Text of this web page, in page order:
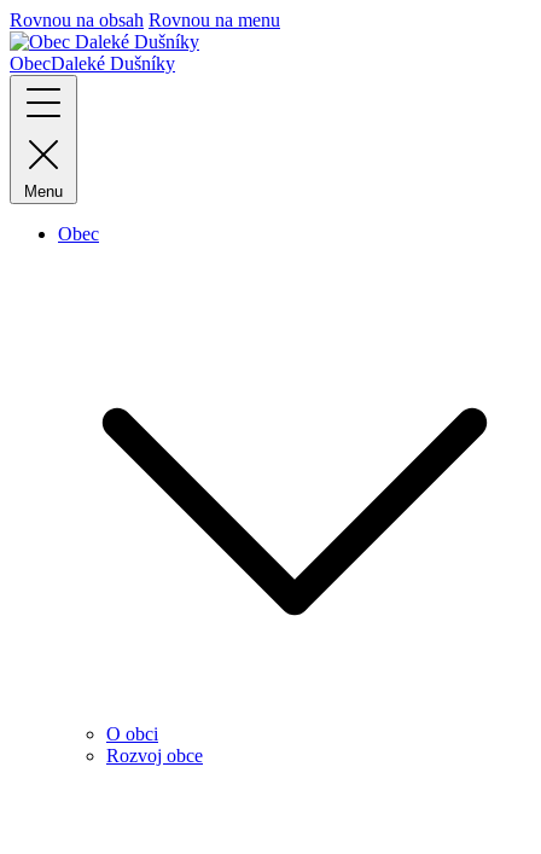
Rovnou na obsah Rovnou na menu
ObecDaleké Dušníky
Menu
Obec
O obci
Rozvoj obce